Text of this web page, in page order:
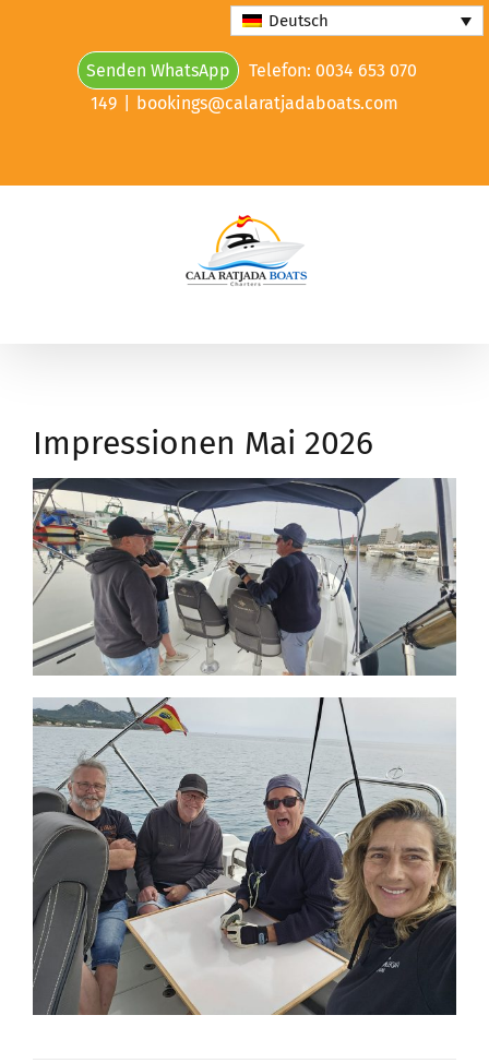
Senden WhatsApp
Telefon: 0034 653 070
149
bookings@calaratjadaboats.com
Impressionen Mai 2026
Deutsch